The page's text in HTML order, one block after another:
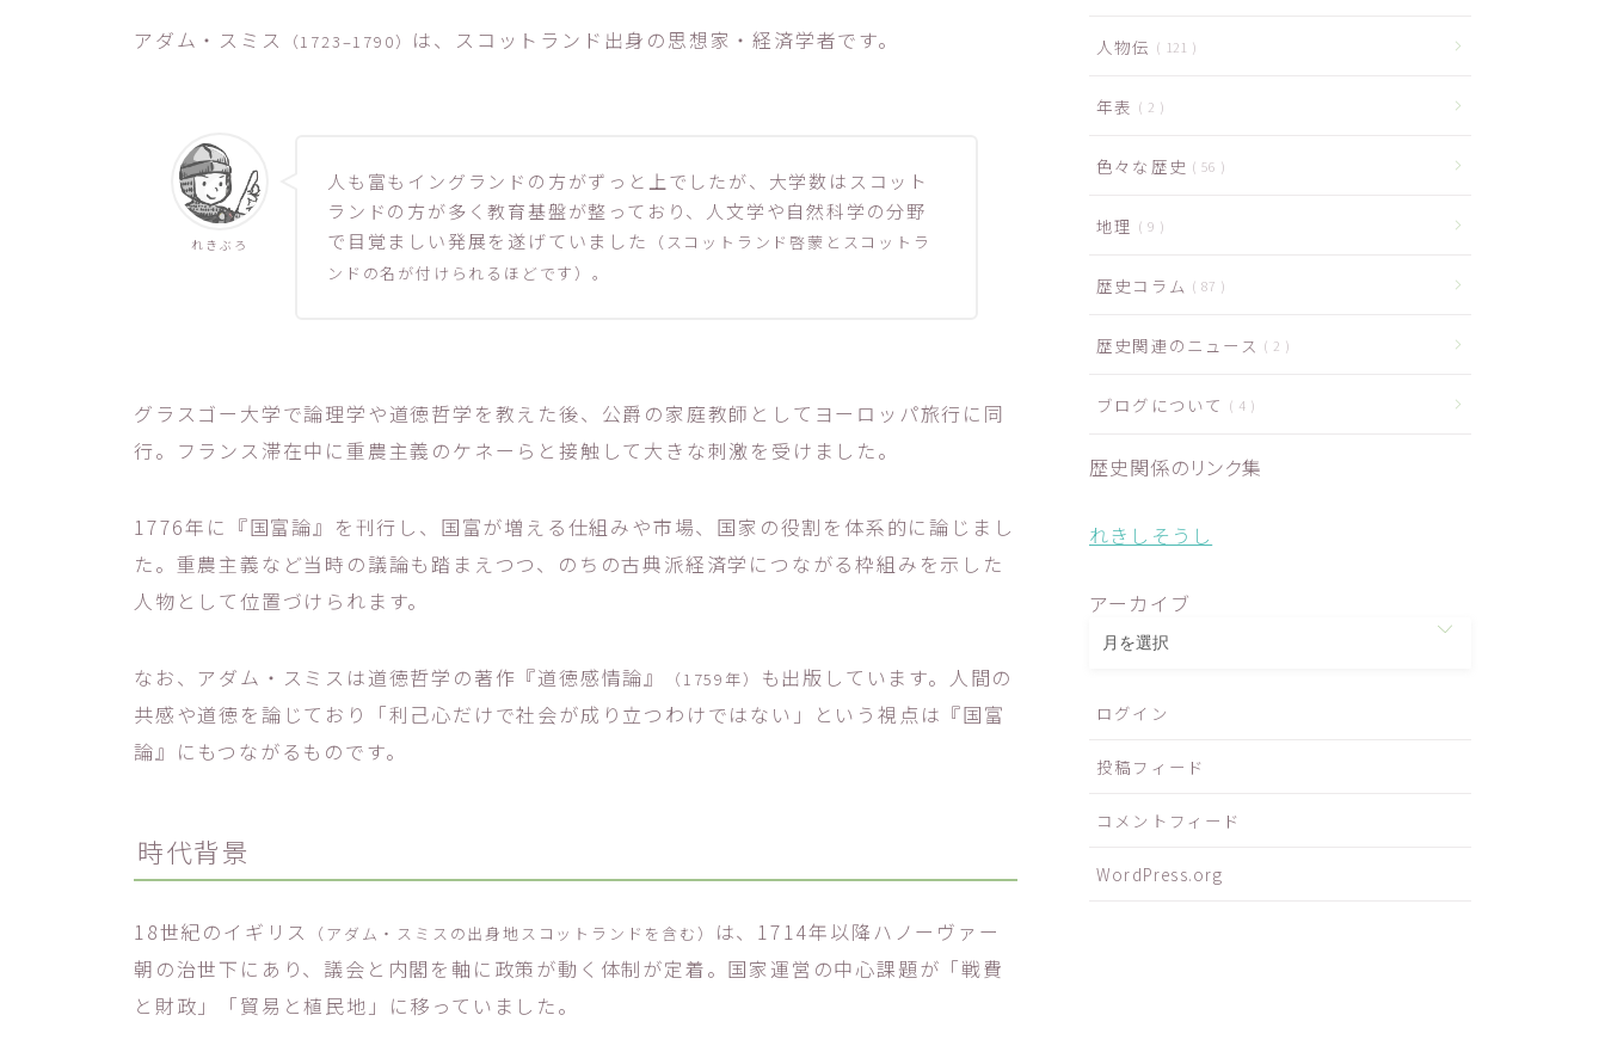
アダム・スミス （1723–1790） は、スコットランド出身の思想家・経済学者です。
れきぶろ
人も富もイングランドの方がずっと上でしたが、大学数はスコット
ランドの方が多く教育基盤が整っており、人文学や自然科学の分野
で目覚ましい発展を遂げていました
（スコットランド啓蒙とスコットラ
ンドの名が付けられるほどです）。
グラスゴー大学で論理学や道徳哲学を教えた後、公爵の家庭教師としてヨーロッパ旅行に同
行。フランス滞在中に重農主義のケネーらと接触して大きな刺激を受けました。
1776年に『国富論』を刊行し、国富が増える仕組みや市場、国家の役割を体系的に論じまし
た。重農主義など当時の議論も踏まえつつ、のちの古典派経済学につながる枠組みを示した
人物として位置づけられます。
なお、アダム・スミスは道徳哲学の著作『道徳感情論』 （1759年）
も出版しています。人間の
共感や道徳を論じており「利己心だけで社会が成り立つわけではない」という視点は『国富
論』にもつながるものです。
時代背景
18世紀のイギリス （アダム・スミスの出身地スコットランドを含む）
は、1714年以降ハノーヴァー
朝の治世下にあり、議会と内閣を軸に政策が動く体制が定着。国家運営の中心課題が「戦費
と財政」「貿易と植民地」に移っていました。
人物伝 121
年表 2
色々な歴史 56
地理 9
歴史コラム 87
歴史関連のニュース 2
ブログについて 4
歴史関係のリンク集
れきしそうし
アーカイブ
ログイン
投稿フィード
コメントフィード
WordPress.org